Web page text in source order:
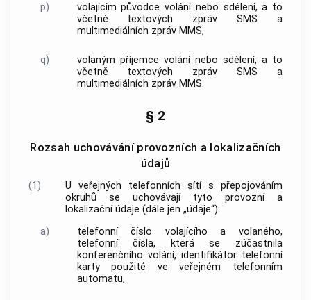
p) volajícím původcevolánínebo sdělení, a to
včetně textových zpráv SMS a
multimediálních zprávMMS,
q) volaným příjemce volánínebo sdělení, a to
včetně textových zpráv SMS a
multimediálních zprávMMS.
§ 2
Rozsah uchovávání provozních a lokalizačních
údajů
(1)
U veřejných telefonních sítí s přepojováním
okruhů se uchovávají tyto provozní a
lokalizační údaje (dále jen „údaje“):
a)
telefonní číslo volajícího a volaného,
telefonní čísla, která se zúčastnila
konferenčního volání, identifikátor telefonní
karty použité veveřejném telefonním
automatu,